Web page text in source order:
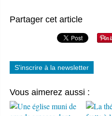
Partager cet article
S'inscrire à la newsletter
Vous aimerez aussi :